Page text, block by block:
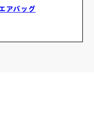
アバッグ